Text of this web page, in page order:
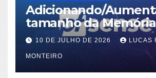
Adicionando/
tamanho da
no PfSense 2.8
10 DE JULHO DE 2026 LUCAS
MONTEIRO